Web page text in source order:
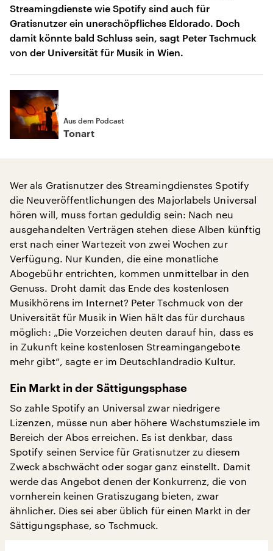
Streamingdienste wie Spotify sind auch für
Gratisnutzer ein unerschöpfliches Eldorado. Doch
damit könnte bald Schluss sein, sagt Peter Tschmuck
von der Universität für Musik in Wien.
Aus dem Podcast
Tonart
Wer als Gratisnutzer des Streamingdienstes Spotify
die Neuveröffentlichungen des Majorlabels Universal
hören will, muss fortan geduldig sein: Nach neu
ausgehandelten Verträgen stehen diese Alben künftig
erst nach einer Wartezeit von zwei Wochen zur
Verfügung. Nur Kunden, die eine monatliche
Abogebühr entrichten, kommen unmittelbar in den
Genuss. Droht damit das Ende des kostenlosen
Musikhörens im Internet? Peter Tschmuck von der
Universität für Musik in Wien hält das für durchaus
möglich: „Die Vorzeichen deuten darauf hin, dass es
in Zukunft keine kostenlosen Streamingangebote
mehr gibt“, sagte er im Deutschlandradio Kultur.
Ein Markt in der Sättigungsphase
So zahle Spotify an Universal zwar niedrigere
Lizenzen, müsse nun aber höhere Wachstumsziele im
Bereich der Abos erreichen. Es ist denkbar, dass
Spotify seinen Service für Gratisnutzer zu diesem
Zweck abschwächt oder sogar ganz einstellt. Damit
werde das Angebot denen der Konkurrenz, die von
vornherein keinen Gratiszugang bieten, zwar
ähnlicher. Dies sei aber üblich für einen Markt in der
Sättigungsphase, so Tschmuck.